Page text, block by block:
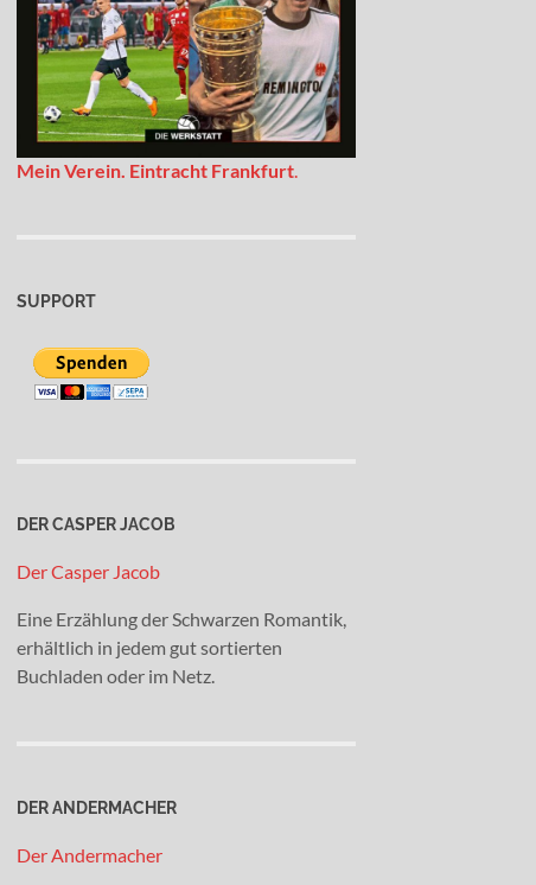
Mein Verein. Eintracht Frankfurt.
SUPPORT
DER CASPER JACOB
Der Casper Jacob
Eine Erzählung der Schwarzen Romantik,
erhältlich in jedem gut sortierten
Buchladen oder im Netz.
DER ANDERMACHER
Der Andermacher